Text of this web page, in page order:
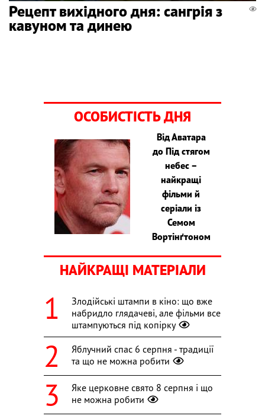
Рецепт вихідного дня: сангрія з
кавуном та динею
ОСОБИСТІСТЬ ДНЯ
Від Аватара
до Під стягом
небес –
найкращі
фільми й
серіали із
Семом
Вортінґтоном
НАЙКРАЩІ МАТЕРІАЛИ
Злодійські штампи в кіно: що вже
набридло глядачеві, але фільми все
штампуються під копірку
Яблучний спас 6 серпня - традиції
та що не можна робити
Яке церковне свято 8 серпня і що
не можна робити